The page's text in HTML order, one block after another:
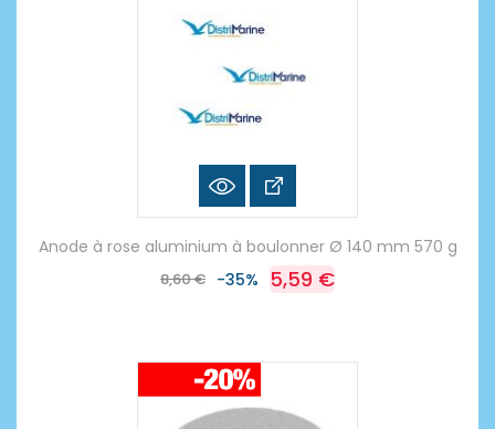
Anode à rose aluminium à boulonner Ø 140 mm 570 g
8,60 € -35% 5,59 €